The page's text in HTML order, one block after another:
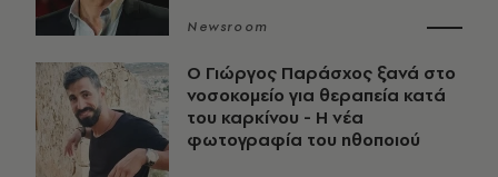
Newsroom
O Γιώργος Παράσχος ξανά στο
νοσοκομείο για θεραπεία κατά
του καρκίνου - Η νέα
φωτογραφία του ηθοποιού